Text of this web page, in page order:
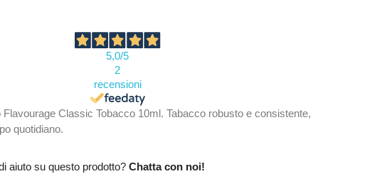
5,0/5
2
recensioni
Classic Tobacco 10ml. Tabacco robusto e consistente,
quotidiano.
aiuto su questo prodotto? Chatta con noi!